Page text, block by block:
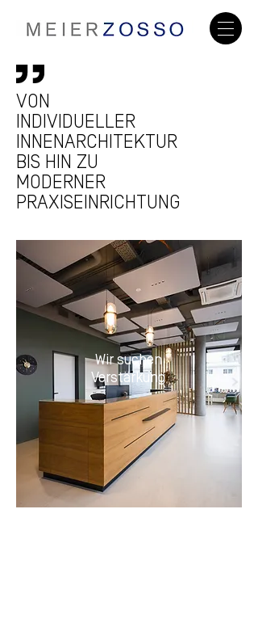
VON
INDIVIDUELLER
INNENARCHITEKTUR
BIS HIN ZU
MODERNER
PRAXISEINRICHTUNG
Wir suchen
Verstärkung